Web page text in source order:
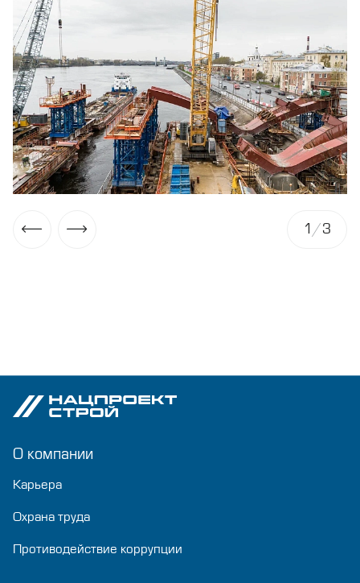
1/3
О компании
Карьера
Охрана труда
Противодействие коррупции